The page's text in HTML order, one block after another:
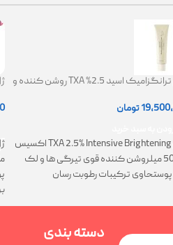
کرم ترانگزامیک اسید 2.5% TXA روشن کننده و
تومان
کرم TXA 2.5% Intensive Brightening اکسیس
وای 50 میلروشن کننده قوی تیرگی ها و لک
ترکیبات رطوبت رسان
دسته بندی